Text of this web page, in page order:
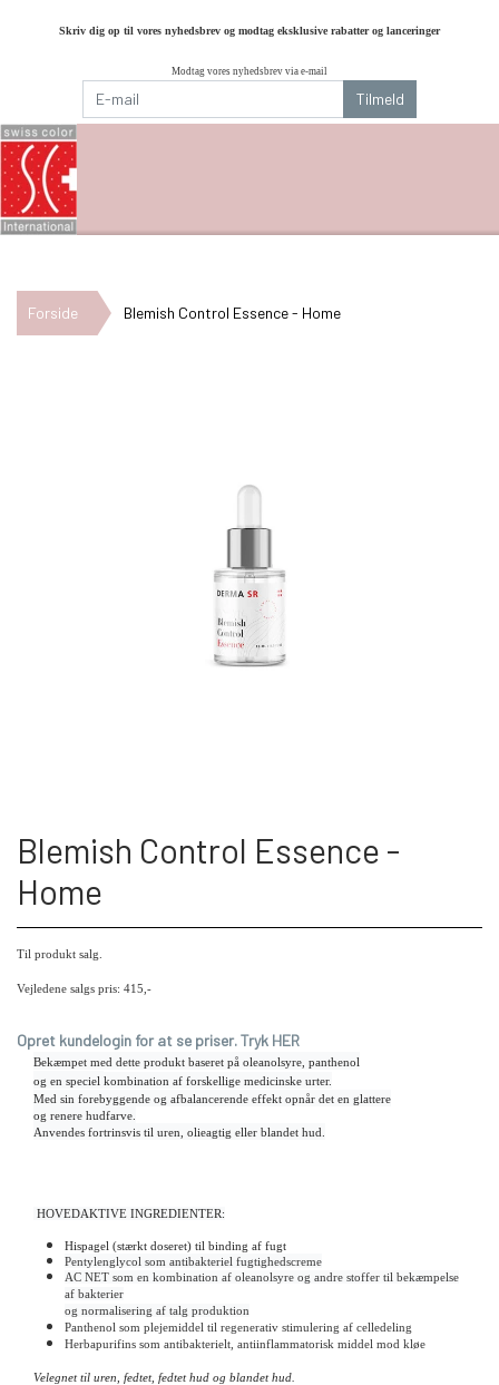
Skriv dig op til vores nyhedsbrev og modtag eksklusive rabatter og lanceringer
Modtag vores nyhedsbrev via e-mail
Tilmeld
Forside Blemish Control Essence - Home
Blemish Control Essence -
Home
Til produkt salg.
Vejledene salgs pris: 415,-
Opret kundelogin for at se priser. Tryk HER
Bekæmpet med dette produkt baseret på oleanolsyre, panthenol
og en speciel kombination af forskellige medicinske urter.
Med sin forebyggende og afbalancerende effekt opnår det en glattere
og renere hudfarve.
Anvendes fortrinsvis til uren, olieagtig eller blandet hud.
HOVEDAKTIVE INGREDIENTER:
Hispagel (stærkt doseret) til binding af fugt
Pentylenglycol som antibakteriel fugtighedscreme
AC NET som en kombination af oleanolsyre og andre stoffer til bekæmpelse
af bakterier
og normalisering af talg produktion
Panthenol som plejemiddel til regenerativ stimulering af celledeling
Herbapurifins som antibakterielt, antiinflammatorisk middel mod kløe
Velegnet til uren, fedtet, fedtet hud og blandet hud.